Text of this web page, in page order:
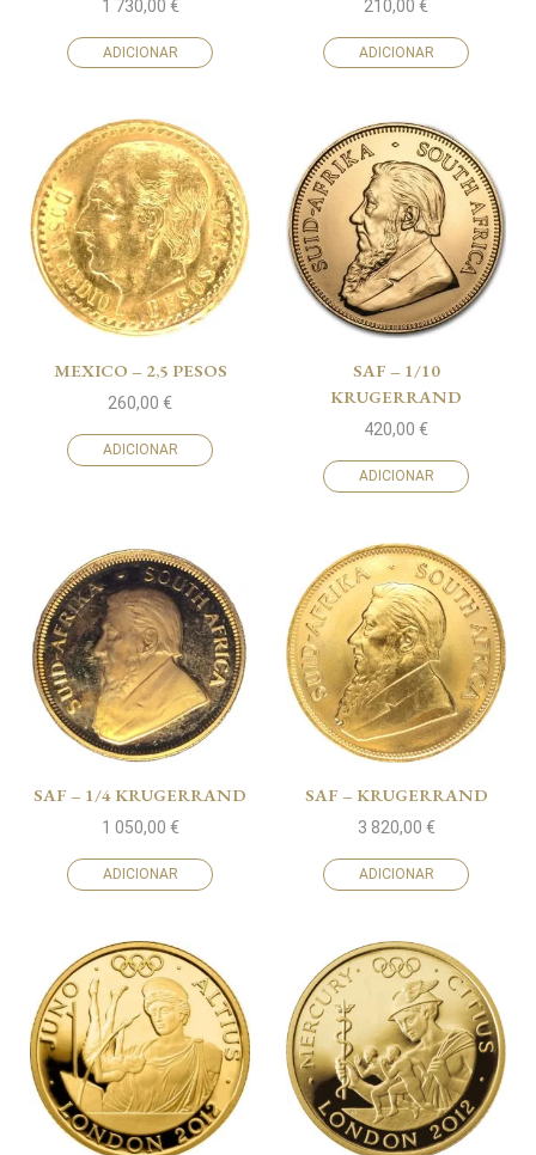
1 730,00 €
ADICIONAR
210,00 €
ADICIONAR
MEXICO – 2,5 PESOS
260,00 €
ADICIONAR
SAF – 1/10
KRUGERRAND
420,00 €
ADICIONAR
SAF – 1/4 KRUGERRAND
1 050,00 €
ADICIONAR
SAF – KRUGERRAND
3 820,00 €
ADICIONAR